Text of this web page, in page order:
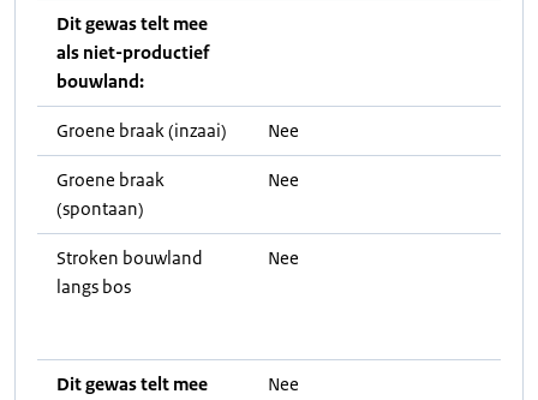
Dit gewas telt mee
als niet-productief
bouwland:
Groene braak (inzaai) Nee
Groene braak
(spontaan)
Nee
Stroken bouwland
langs bos
Nee
Dit gewas telt mee
Nee